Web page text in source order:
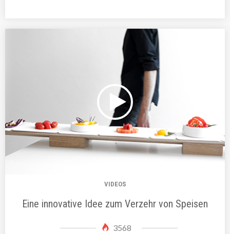
VIDEOS
Eine innovative Idee zum Verzehr von Speisen
3568